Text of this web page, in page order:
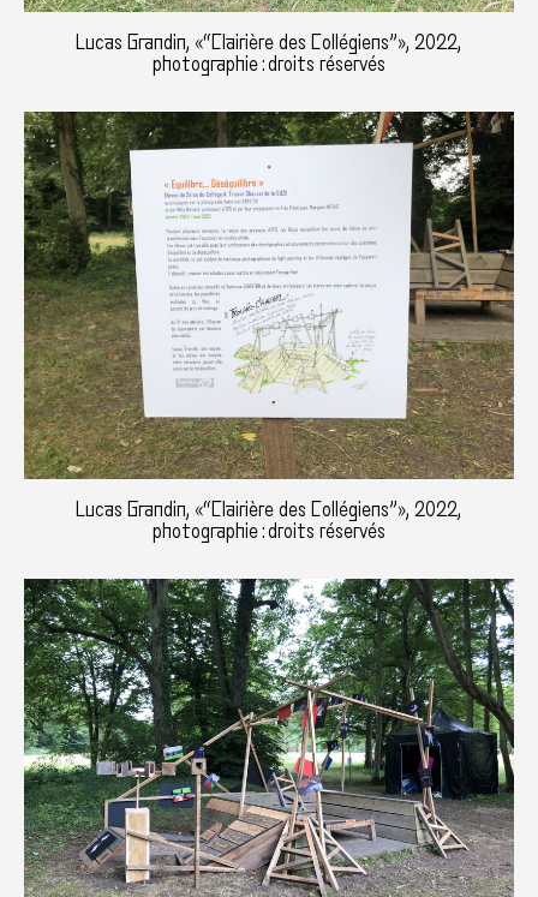
Lucas Grandin, «“Clairière des Collégiens”», 2022,
photographie : droits réservés
Lucas Grandin, «“Clairière des Collégiens”», 2022,
photographie : droits réservés